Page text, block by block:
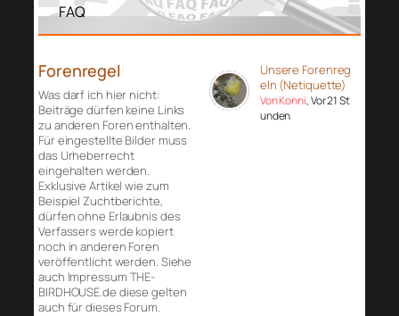
FAQ
Forenregel
Was darf ich hier nicht:
Beiträge dürfen keine Links
zu anderen Foren enthalten.
Für eingestellte Bilder muss
das Urheberrecht
eingehalten werden.
Exklusive Artikel wie zum
Beispiel Zuchtberichte,
dürfen ohne Erlaubnis des
Verfassers werde kopiert
noch in anderen Foren
veröffentlicht werden. Siehe
auch Impressum THE-
BIRDHOUSE.de diese gelten
auch für dieses Forum.
Unsere Forenreg
eln (Netiquette)
Von Konni, Vor 21 St
unden